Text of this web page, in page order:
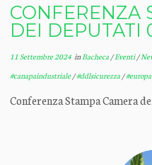
CONFERENZA
DEI
11 Settembre 2024inBacheca /Eventi/
#canapaindustriale/#ddlsicurezza /#europa
Conferenza Stampa Camera